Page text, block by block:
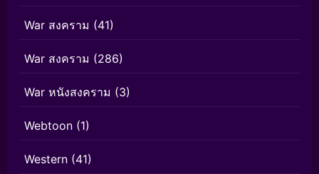
War สงคราม (41)
War สงคราม (286)
War หนังสงคราม (3)
Webtoon (1)
Western (41)